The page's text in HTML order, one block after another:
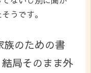
うです。
族のための書
局そのまま外